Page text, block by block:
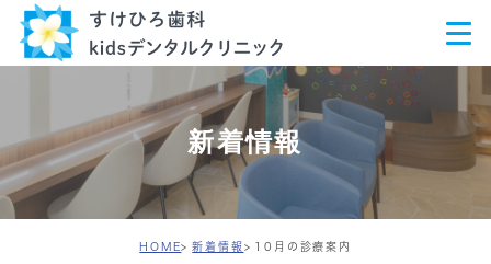
新着情報
HOME 新着情報 10月の診療案内